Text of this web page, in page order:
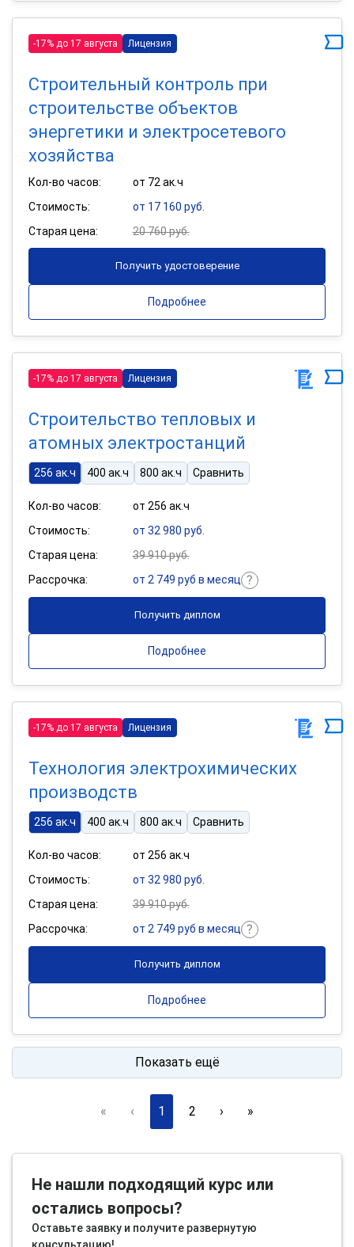
-17% до 17 августа Лицензия
Строительный контроль при
строительстве объектов
энергетики и электросетевого
хозяйства
Кол-во часов:
от 72 ак.ч
Стоимость:
от 17 160 руб.
Старая цена:
20 760 руб.
Получить удостоверение
Подробнее
-17% до 17 августа Лицензия
Строительство тепловых и
атомных электростанций
256 ак.ч 400 ак.ч 800 ак.ч Сравнить
Кол-во часов:
от 256 ак.ч
Стоимость:
от 32 980 руб.
Старая цена:
39 910 руб.
Рассрочка:
от 2 749 руб в месяц
Получить диплом
Подробнее
-17% до 17 августа Лицензия
Технология электрохимических
производств
256 ак.ч 400 ак.ч 800 ак.ч Сравнить
Кол-во часов:
от 256 ак.ч
Стоимость:
от 32 980 руб.
Старая цена:
39 910 руб.
Рассрочка:
от 2 749 руб в месяц
Получить диплом
Подробнее
Показать ещё
« ‹ 1 2 › »
Не нашли подходящий курс или
остались вопросы?
Оставьте заявку и получите развернутую